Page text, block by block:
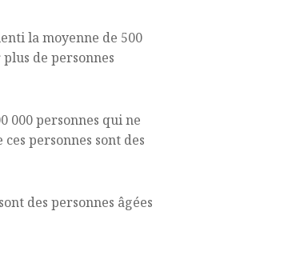
la moyenne de 500
de personnes
000 personnes qui ne
personnes sont des
des personnes âgées